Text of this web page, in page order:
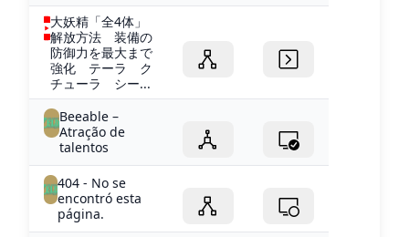
大妖精「全4体」
解放方法 装備の
防御力を最大まで
強化 テーラ ク
チューラ シー...
Beeable –
Atração de
talentos
404 - No se
encontró esta
página.